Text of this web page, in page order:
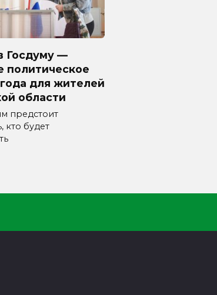
Госдуму —
политическое
для жителей
области
предстоит
кто будет